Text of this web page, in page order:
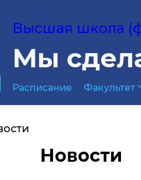
Высшая школа
Мы
Расписание Факультет
Новости